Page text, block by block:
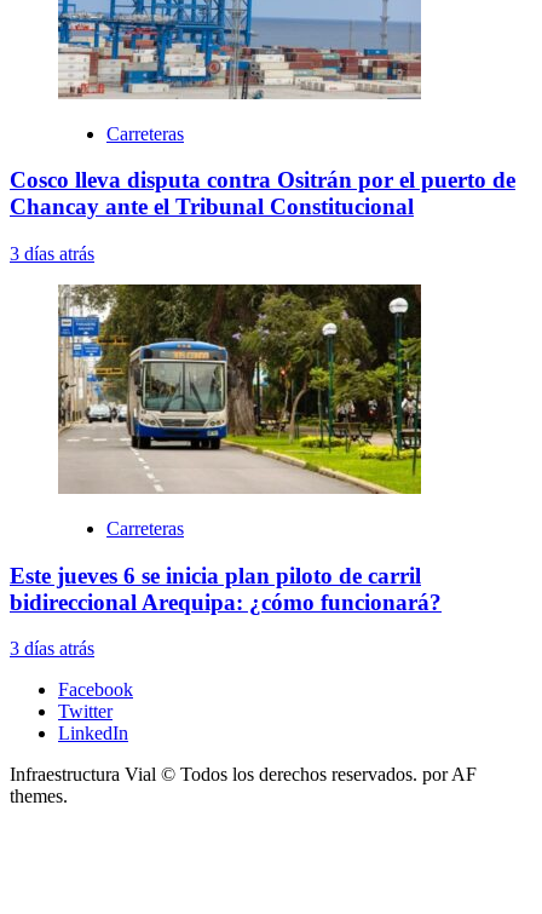
Carreteras
Cosco lleva disputa contra Ositrán por el puerto de
Chancay ante el Tribunal Constitucional
3 días atrás
Carreteras
Este jueves 6 se inicia plan piloto de carril
bidireccional Arequipa: ¿cómo funcionará?
3 días atrás
Facebook
Twitter
LinkedIn
Infraestructura Vial © Todos los derechos reservados. por AF
themes.